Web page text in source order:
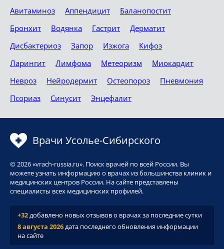
Авитаминоз Аппендицит
Баланопостит
Бронхит
Водянка Гастрит
Дерматит
Дисбактериоз
Запор Изжога
Кифоз
Ларингит
Лимфома Метеоризм
Миокардит
Невроз
Нейродермит Остеопороз
Пневмония
Псориаз
Синусит Энцефалит
Врачи Усолье-Сибирского
© 2026 «vrach-russia.ru». Поиск врачей по всей России. Вы
можете узнать информацию о врачах из большинства клиник и
медицинских центров России. На сайте представлены
специалисты всех медицинских профилей.
+32добавлено новых отзывов о врачах за последние сутки
8 августа 2026дата последнего обновления информации
на сайте